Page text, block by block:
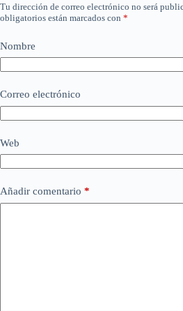
Tu dirección de correo electrónico no será
obligatorios están marcados con *
Nombre
Correo electrónico
Web
Añadir comentario *